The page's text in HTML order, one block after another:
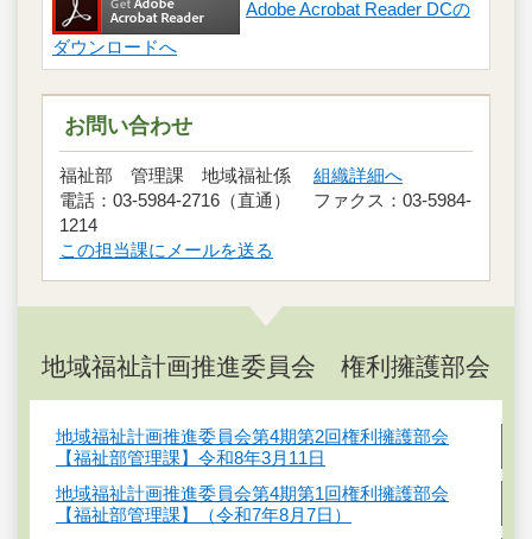
Adobe Acrobat Reader DCの
ダウンロードへ
お問い合わせ
福祉部 管理課 地域福祉係 組織詳細へ
電話：03-5984-2716（直通） ファクス：03-5984-
1214
この担当課にメールを送る
地域福祉計画推進委員会 権利擁護部会
地域福祉計画推進委員会第4期第2回権利擁護部会
【福祉部管理課】令和8年3月11日
地域福祉計画推進委員会第4期第1回権利擁護部会
【福祉部管理課】（令和7年8月7日）